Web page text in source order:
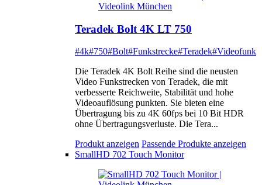
Teradek Bolt 4K LT 750
#4k#750#Bolt#Funkstrecke#Teradek#Videofunk
Die Teradek 4K Bolt Reihe sind die neusten
Video Funkstrecken von Teradek, die mit
verbesserte Reichweite, Stabilität und hohe
Videoauflösung punkten. Sie bieten eine
Übertragung bis zu 4K 60fps bei 10 Bit HDR
ohne Übertragungsverluste. Die Tera...
Produkt anzeigen Passende Produkte anzeigen
SmallHD 702 Touch Monitor